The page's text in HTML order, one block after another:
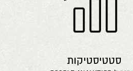
סטטיסטיקות